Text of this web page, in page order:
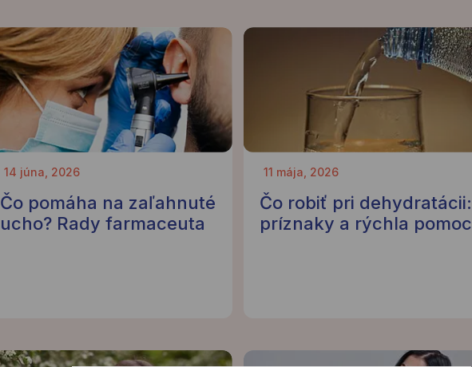
14 júna, 2026
Čo pomáha na zaľahnuté
ucho? Rady farmaceuta
11 mája, 2026
Čo robiť pri dehydratácii:
príznaky a rýchla pomoc